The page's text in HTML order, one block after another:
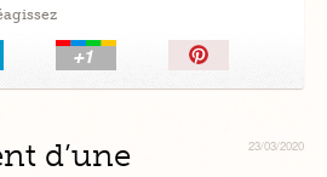
Épingler!
23/03/2020
d’une